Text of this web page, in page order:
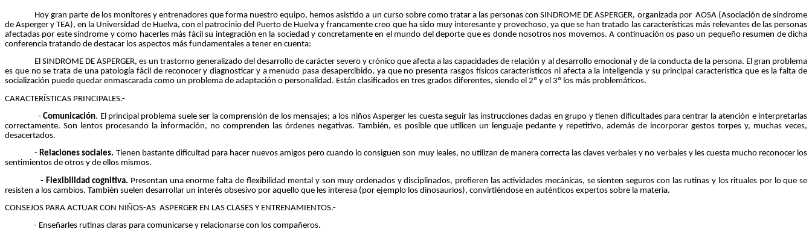
Hoy gran parte de los monitores y entrenadores que forma nuestro equipo, hemos asistido a un curso sobre como tratar a las personas con SINDROME DE ASPERGER, organizada por AOSA (Asociación de síndrome
de Asperger y TEA), en la Universidad de Huelva, con el patrocinio del Puerto de Huelva y francamente creo que ha sido muy interesante y provechoso, ya que se han tratado las características más relevantes de las personas
afectadas por este síndrome y como hacerles más fácil su integración en la sociedad y concretamente en el mundo del deporte que es donde nosotros nos movemos. A continuación os paso un pequeño resumen de dicha
conferencia tratando de destacar los aspectos más fundamentales a tener en cuenta:
El SINDROME DE ASPERGER, es un trastorno generalizado del desarrollo de carácter severo y crónico que afecta a las capacidades de relación y al desarrollo emocional y de la conducta de la persona. El gran problema
es que no se trata de una patología fácil de reconocer y diagnosticar y a menudo pasa desapercibido, ya que no presenta rasgos físicos característicos ni afecta a la inteligencia y su principal característica que es la falta de
socialización puede quedar enmascarada como un problema de adaptación o personalidad. Están clasificados en tres grados diferentes, siendo el 2º y el 3º los más problemáticos.
CARACTERÍSTICAS PRINCIPALES.-
-Comunicación. El principal problema suele ser la comprensión de los mensajes; a los niños Asperger les cuesta seguir las instrucciones dadas en grupo y tienen dificultades para centrar la atención e interpretarlas
correctamente. Son lentos procesando la información, no comprenden las órdenes negativas. También, es posible que utilicen un lenguaje pedante y repetitivo, además de incorporar gestos torpes y, muchas veces,
desacertados.
-Relaciones sociales. Tienen bastante dificultad para hacer nuevos amigos pero cuando lo consiguen son muy leales, no utilizan de manera correcta las claves verbales y no verbales y les cuesta mucho reconocer los
sentimientos de otros y de ellos mismos.
- Flexibilidad cognitiva. Presentan una enorme falta de flexibilidad mental y son muy ordenados y disciplinados, prefieren las actividades mecánicas, se sienten seguros con las rutinas y los rituales por lo que se
resisten a los cambios. También suelen desarrollar un interés obsesivo por aquello que les interesa (por ejemplo los dinosaurios), convirtiéndose en auténticos expertos sobre la materia.
CONSEJOS PARA ACTUAR CON NIÑOS-AS ASPERGER EN LAS CLASES Y ENTRENAMIENTOS.-
- Enseñarles rutinas claras para comunicarse y relacionarse con los compañeros.